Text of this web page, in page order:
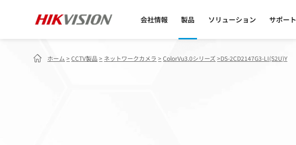
会社情報 製品 ソリューション サポート
ホーム >CCTV製品 > ネットワークカメラ >ColorVu3.0シリーズ>DS-2CD2147G3-LI(S2U)Y